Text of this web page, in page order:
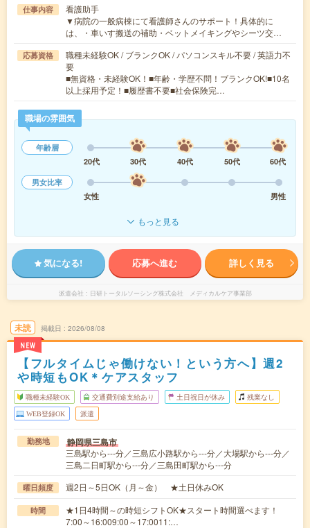
仕事内容
看護助手
▼病院の一般病棟にて看護師さんのサポート！具体的に
は、・車いす搬送の補助・ベットメイキングやシーツ交…
応募資格
職種未経験OK / ブランクOK / パソコンスキル不要 / 英語力不
要
■無資格・未経験OK！■年齢・学歴不問！ブランクOK!■10名
以上採用予定！■履歴書不要■社会保険完…
職場の雰囲気
年齢層
20代
30代 40代 50代
60代
男女比率
女性
男性
もっと見る
気になる! 応募へ進む 詳しく見る
派遣会社 日研トータルソーシング株式会社 メディカルケア事業部
未読
NEW
掲載日 2026/08/08
【フルタイムじゃ働けない！という方へ】週2
や時短もOK＊ケアスタッフ
職種未経験OK 交通費別途支給あり 土日祝日が休み 残業なし
WEB登録OK 派遣
勤務地 静岡県三島市
三島駅から---分／三島広小路駅から---分／大場駅から---分／
三島二日町駅から---分／三島田町駅から---分
曜日頻度 週2日～5日OK（月～金） ★土日休みOK
時間
★1日4時間～の時短シフトOK★スタート時間選べます！
7:00～16:009:00～17:0011:…